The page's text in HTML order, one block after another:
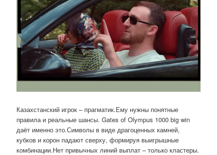
Казахстанский игрок – прагматик.Ему нужны понятные
правила и реальные шансы. Gates of Olympus 1000 big win
даёт именно это.Символы в виде драгоценных камней,
кубков и корон падают сверху, формируя выигрышные
комбинации.Нет привычных линий выплат – только кластеры.